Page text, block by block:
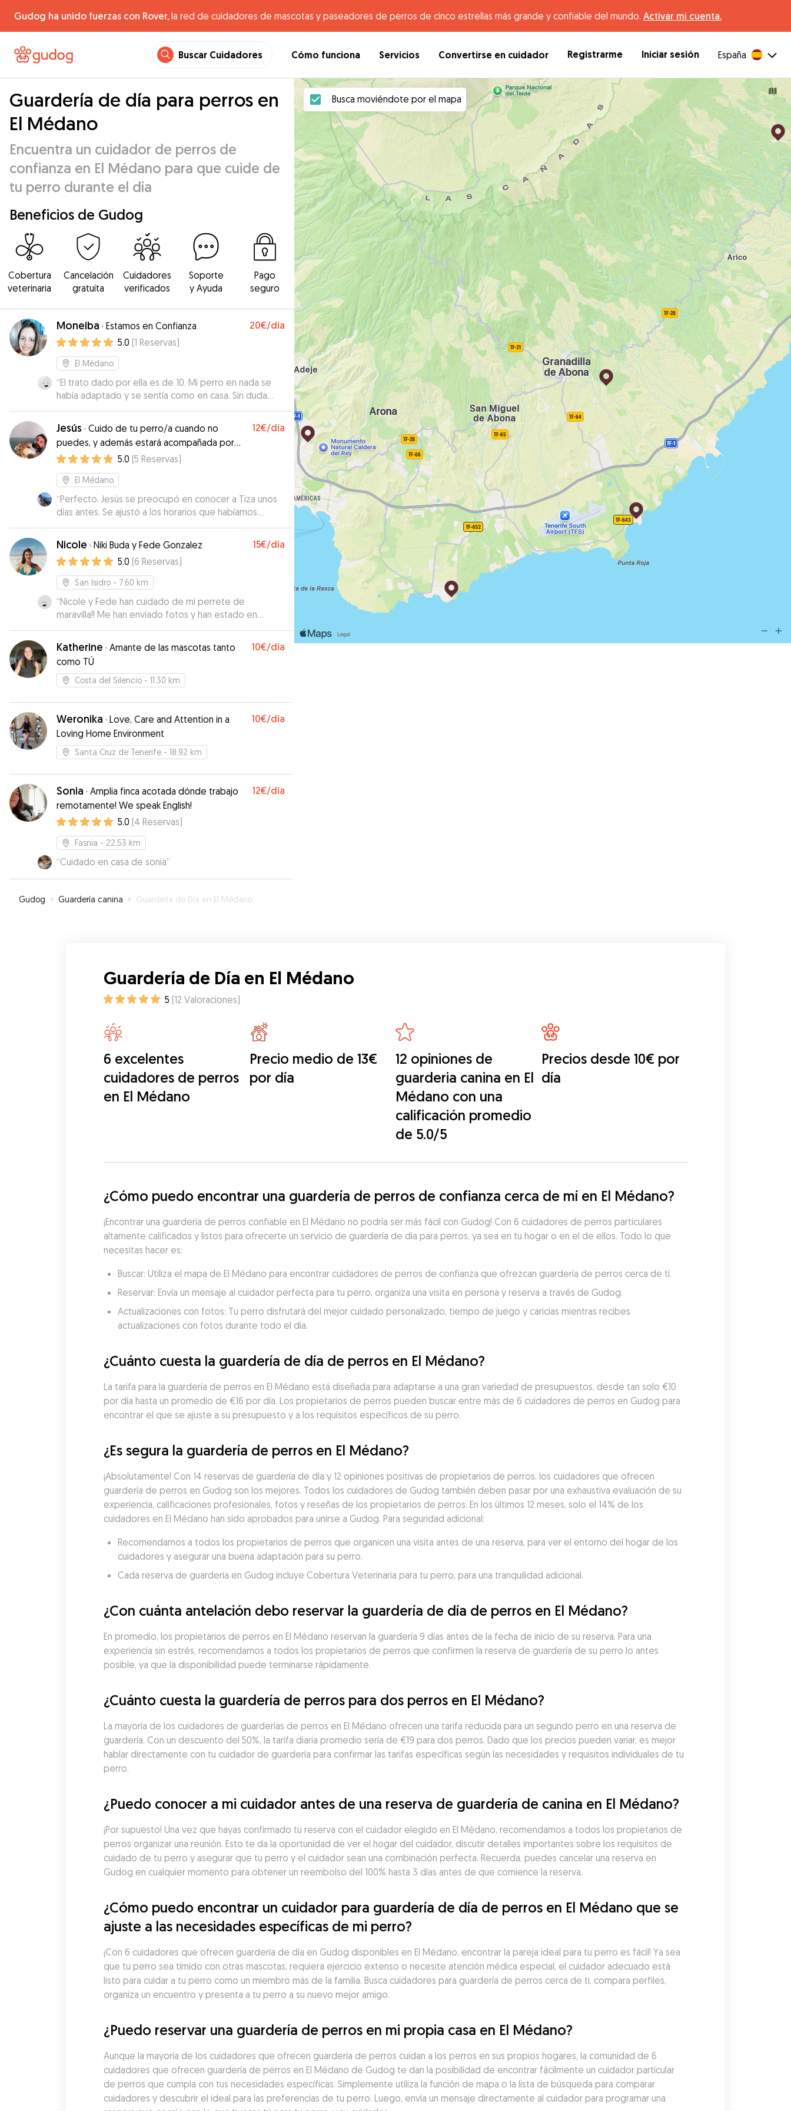
Gudog ha unido fuerzas con Rover, la red de cuidadores de mascotas y paseadores de perros de cinco estrellas más grande y confiable del mundo. Activar mi cuenta.
Buscar Cuidadores Cómo funciona Servicios Convertirse en cuidador Registrarme Iniciar sesión España
Guardería de día para perros en
El Médano
Encuentra un cuidador de perros de
confianza en El Médano para que cuide de
tu perro durante el día
Beneficios de Gudog
Cobertura
veterinaria
Cancelación
gratuita
Cuidadores
verificados
Soporte
y Ayuda
Pago
seguro
Moneiba · Estamos en Confianza 20€/día
5.0 (1 Reservas)
El Médano
“El trato dado por ella es de 10. Mi perro en nada se
había adaptado y se sentía como en casa. Sin duda
volveremos a repetir.”
Jesús · Cuido de tu perro/a cuando no
puedes, y además estará acompañada por
una amiga.
12€/día
5.0 (5 Reservas)
El Médano
“Perfecto. Jesús se preocupó en conocer a Tiza unos
días antes. Se ajustó a los horarios que habíamos
acordado y la perrina vino muy contenta. Creo que
hasta salieron a correr que eso a ella le encanta. Sin
duda volvería a contar con Jesús.”
Nicole · Niki Buda y Fede Gonzalez 15€/día
5.0 (6 Reservas)
San Isidro - 7.60 km
“Nicole y Fede han cuidado de mi perrete de
maravilla!! Me han enviado fotos y han estado en
contacto conmigo durante todo el día para mi
tranquilidad… son muy cariñosos y se nota que
disfrutan cuidando de ellos… muchas gracias chicos!!
Repetiremos seguro!🤗
Katherine · Amante de las mascotas tanto
como TÚ
10€/día
Costa del Silencio - 11.30 km
Weronika · Love, Care and Attention in a
Loving Home Environment
10€/día
Santa Cruz de Tenerife - 18.92 km
Sonia · Amplia finca acotada dónde trabajo
remotamente! We speak English!
12€/día
5.0 (4 Reservas)
Fasnia - 22.53 km
“Cuidado en casa de sonia”
Gudog » Guardería canina » Guardería de Día en El Médano
Busca moviéndote por el mapa
Guardería de Día en El Médano
5 (12 Valoraciones)
6 excelentes
cuidadores de perros
en El Médano
Precio medio de 13€
por día
12 opiniones de
guarderia canina en El
Médano con una
calificación promedio
de 5.0/5
Precios desde 10€ por
día
¿Cómo puedo encontrar una guardería de perros de confianza cerca de mí en El Médano?
¡Encontrar una guardería de perros confiable en El Médano no podría ser más fácil con Gudog! Con 6 cuidadores de perros particulares
altamente calificados y listos para ofrecerte un servicio de guardería de día para perros, ya sea en tu hogar o en el de ellos. Todo lo que
necesitas hacer es:
Buscar: Utiliza el mapa de El Médano para encontrar cuidadores de perros de confianza que ofrezcan guardería de perros cerca de ti.
Reservar: Envía un mensaje al cuidador perfecta para tu perro, organiza una visita en persona y reserva a través de Gudog.
Actualizaciones con fotos: Tu perro disfrutará del mejor cuidado personalizado, tiempo de juego y caricias mientras recibes
actualizaciones con fotos durante todo el día.
¿Cuánto cuesta la guardería de día de perros en El Médano?
La tarifa para la guardería de perros en El Médano está diseñada para adaptarse a una gran variedad de presupuestos, desde tan solo €10
por día hasta un promedio de €16 por día. Los propietarios de perros pueden buscar entre más de 6 cuidadores de perros en Gudog para
encontrar el que se ajuste a su presupuesto y a los requisitos específicos de su perro.
¿Es segura la guardería de perros en El Médano?
¡Absolutamente! Con 14 reservas de guardería de día y 12 opiniones positivas de propietarios de perros, los cuidadores que ofrecen
guardería de perros en Gudog son los mejores. Todos los cuidadores de Gudog también deben pasar por una exhaustiva evaluación de su
experiencia, calificaciones profesionales, fotos y reseñas de los propietarios de perros. En los últimos 12 meses, solo el 14% de los
cuidadores en El Médano han sido aprobados para unirse a Gudog. Para seguridad adicional:
Recomendamos a todos los propietarios de perros que organicen una visita antes de una reserva, para ver el entorno del hogar de los
cuidadores y asegurar una buena adaptación para su perro.
Cada reserva de guardería en Gudog incluye Cobertura Veterinaria para tu perro, para una tranquilidad adicional.
¿Con cuánta antelación debo reservar la guardería de día de perros en El Médano?
En promedio, los propietarios de perros en El Médano reservan la guardería 9 días antes de la fecha de inicio de su reserva. Para una
experiencia sin estrés, recomendamos a todos los propietarios de perros que confirmen la reserva de guardería de su perro lo antes
posible, ya que la disponibilidad puede terminarse rápidamente.
¿Cuánto cuesta la guardería de perros para dos perros en El Médano?
La mayoría de los cuidadores de guarderías de perros en El Médano ofrecen una tarifa reducida para un segundo perro en una reserva de
guardería. Con un descuento del 50%, la tarifa diaria promedio sería de €19 para dos perros. Dado que los precios pueden variar, es mejor
hablar directamente con tu cuidador de guardería para confirmar las tarifas específicas según las necesidades y requisitos individuales de tu
perro.
¿Puedo conocer a mi cuidador antes de una reserva de guardería de canina en El Médano?
¡Por supuesto! Una vez que hayas confirmado tu reserva con el cuidador elegido en El Médano, recomendamos a todos los propietarios de
perros organizar una reunión. Esto te da la oportunidad de ver el hogar del cuidador, discutir detalles importantes sobre los requisitos de
cuidado de tu perro y asegurar que tu perro y el cuidador sean una combinación perfecta. Recuerda, puedes cancelar una reserva en
Gudog en cualquier momento para obtener un reembolso del 100% hasta 3 días antes de que comience la reserva.
¿Cómo puedo encontrar un cuidador para guardería de día de perros en El Médano que se
ajuste a las necesidades específicas de mi perro?
¡Con 6 cuidadores que ofrecen guardería de día en Gudog disponibles en El Médano, encontrar la pareja ideal para tu perro es fácil! Ya sea
que tu perro sea tímido con otras mascotas, requiera ejercicio extenso o necesite atención médica especial, el cuidador adecuado está
listo para cuidar a tu perro como un miembro más de la familia. Busca cuidadores para guardería de perros cerca de ti, compara perfiles,
organiza un encuentro y presenta a tu perro a su nuevo mejor amigo.
¿Puedo reservar una guardería de perros en mi propia casa en El Médano?
Aunque la mayoría de los cuidadores que ofrecen guardería de perros cuidan a los perros en sus propios hogares, la comunidad de 6
cuidadores que ofrecen guardería de perros en El Médano de Gudog te dan la posibilidad de encontrar fácilmente un cuidador particular
de perros que cumpla con tus necesidades específicas. Simplemente utiliza la función de mapa o la lista de búsqueda para comparar
cuidadores y descubrir el ideal para las preferencias de tu perro. Luego, envía un mensaje directamente al cuidador para programar una